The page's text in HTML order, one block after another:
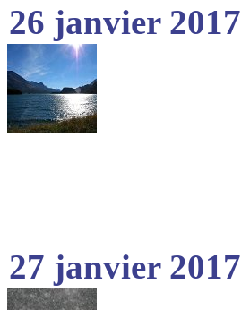
26 janvier 2017
27 janvier 2017